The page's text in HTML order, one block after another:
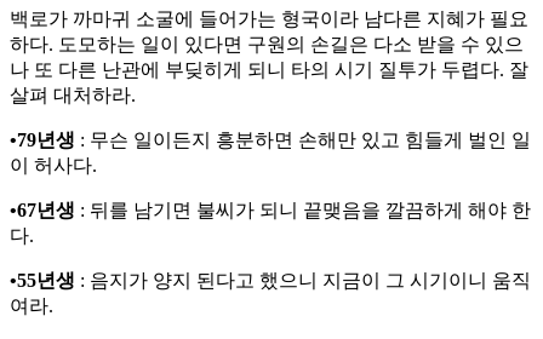
백로가 까마귀 소굴에 들어가는 형국이라 남다른 지혜가 필요
하다. 도모하는 일이 있다면 구원의 손길은 다소 받을 수 있으
나 또 다른 난관에 부딪히게 되니 타의 시기 질투가 두렵다. 잘
살펴 대처하라.
•79년생 : 무슨 일이든지 흥분하면 손해만 있고 힘들게 벌인 일
이 허사다.
•67년생 : 뒤를 남기면 불씨가 되니 끝맺음을 깔끔하게 해야 한
다.
•55년생 : 음지가 양지 된다고 했으니 지금이 그 시기이니 움직
여라.